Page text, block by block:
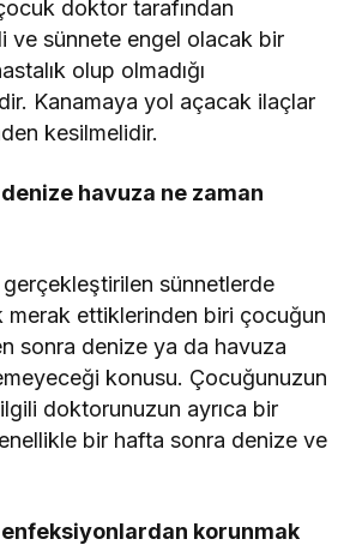
doktor tarafından
ve sünnete engel olacak bir
olup olmadığı
Kanamaya yol açacak ilaçlar
kesilmelidir.
havuza ne zaman
sünnetlerde
merak ettiklerinden biri çocuğun
sonra denize ya da havuza
konusu. Çocuğunuzun
doktorunuzun ayrıca bir
bir hafta sonra denize ve
enfeksiyonlardan korunmak